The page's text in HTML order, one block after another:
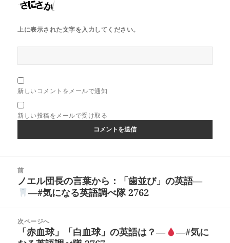
上に表示された文字を入力してください。
新しいコメントをメールで通知
新しい投稿をメールで受け取る
前
前
の
稿:
ノエル団長の言葉から：「歯並び」の英語―
―#気になる英語調べ隊 2762
次ページへ
次「赤血球」「白血球」の英語は？―
―#気に